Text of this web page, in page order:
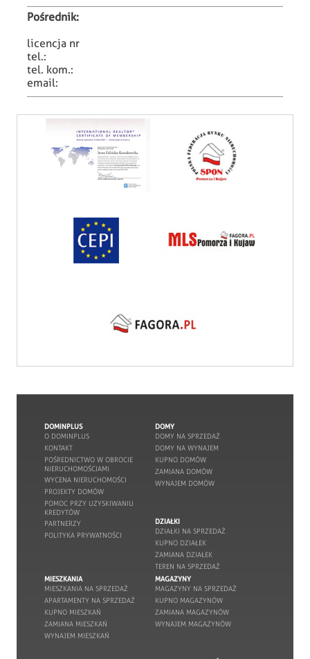
Pośrednik:
licencja nr
tel.:
tel. kom.:
email:
DOMINPLUS
O DOMINPLUS
KONTAKT
POŚREDNICTWO W OBROCIE
NIERUCHOMOŚCIAMI
WYCENA NIERUCHOMOŚCI
PROJEKTY DOMÓW
POMOC PRZY UZYSKIWANIU
KREDYTÓW
PARTNERZY
POLITYKA PRYWATNOŚCI
DOMY
DOMY NA SPRZEDAŻ
DOMY NA WYNAJEM
KUPNO DOMÓW
ZAMIANA DOMÓW
WYNAJEM DOMÓW
DZIAŁKI
DZIAŁKI NA SPRZEDAŻ
KUPNO DZIAŁEK
ZAMIANA DZIAŁEK
TEREN NA SPRZEDAŻ
MIESZKANIA
MIESZKANIA NA SPRZEDAŻ
APARTAMENTY NA SPRZEDAŻ
KUPNO MIESZKAŃ
ZAMIANA MIESZKAŃ
WYNAJEM MIESZKAŃ
MAGAZYNY
MAGAZYNY NA SPRZEDAŻ
KUPNO MAGAZYNÓW
ZAMIANA MAGAZYNÓW
WYNAJEM MAGAZYNÓW